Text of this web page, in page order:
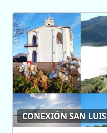
CONEXIÓN SAN LUIS